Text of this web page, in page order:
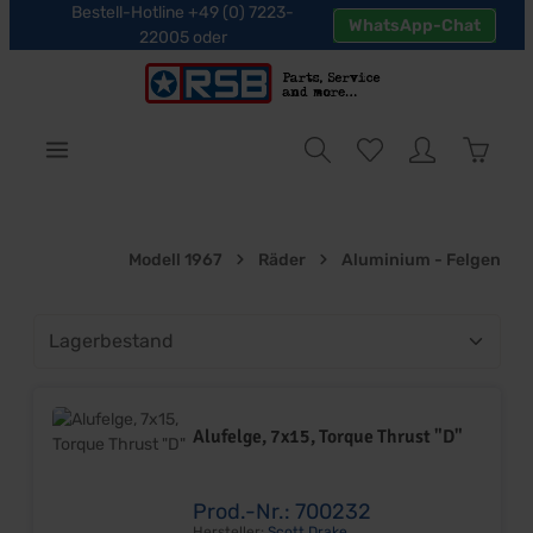
Bestell-Hotline +49 (0) 7223-
22005 oder
WhatsApp-Chat
Modell 1967 Räder Aluminium - Felgen
Alufelge, 7x15, Torque Thrust "D"
Prod.-Nr.: 700232